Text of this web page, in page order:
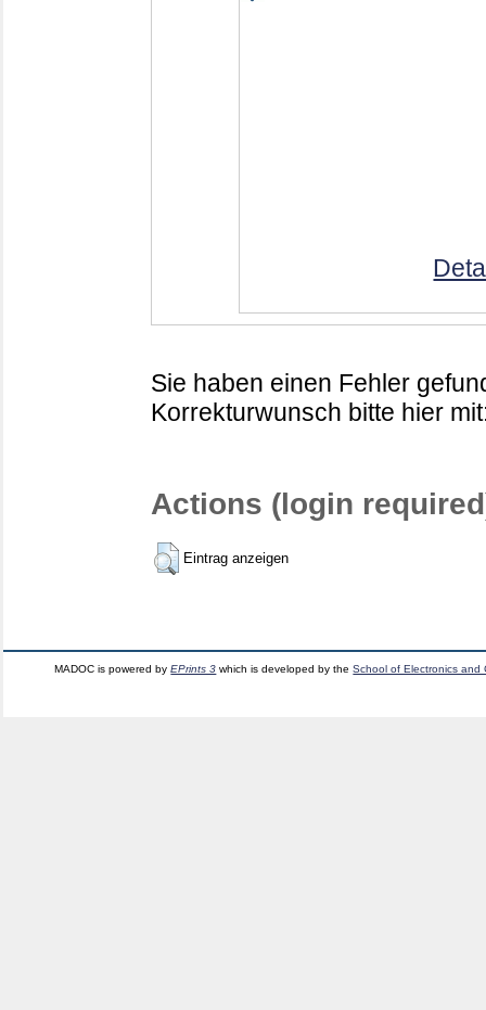
Sie haben einen Fehler
Korrekturwunsch bitte hier
Actions (login
Eintrag anzeigen
MADOC is powered byEPrints 3 which is developed by theSchool of Electronics and